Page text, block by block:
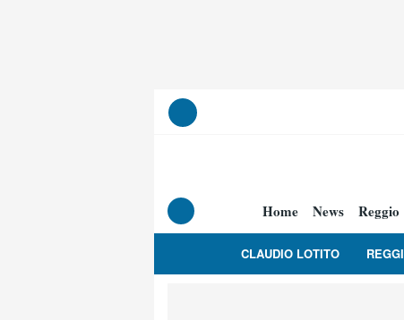
Home News Reggio
CLAUDIO LOTITO